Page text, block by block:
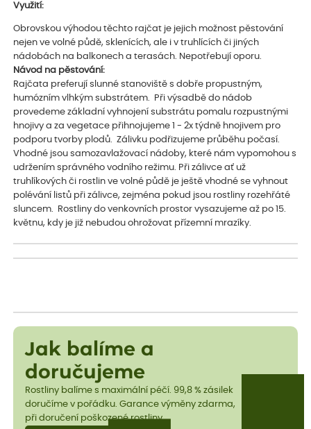
Využití:
Obrovskou výhodou těchto rajčat je jejich možnost pěstování
nejen ve volné půdě, sklenících, ale i v truhlících či jiných
nádobách na balkonech a terasách. Nepotřebují oporu.
Návod na pěstování:
Rajčata preferují slunné stanoviště s dobře propustným,
humózním vlhkým substrátem. Při výsadbě do nádob
provedeme základní vyhnojení substrátu pomalu rozpustnými
hnojivy a za vegetace přihnojujeme 1 - 2x týdně hnojivem pro
podporu tvorby plodů. Zálivku podřizujeme průběhu počasí.
Vhodné jsou samozavlažovací nádoby, které nám vypomohou s
udržením správného vodního režimu. Při zálivce ať už
truhlíkových či rostlin ve volné půdě je ještě vhodné se vyhnout
polévání listů při zálivce, zejména pokud jsou rostliny rozehřáté
sluncem. Rostliny do venkovních prostor vysazujeme až po 15.
květnu, kdy je již nebudou ohrožovat přízemní mrazíky.
Jak balíme a
doručujeme
Rostliny balíme s maximální péčí. 99,8 % zásilek
doručíme v pořádku. Garance výměny zdarma,
při doručení poškozené rostliny.